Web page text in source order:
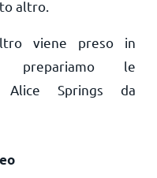
altro.
viene preso in
prepariamo le
Springs da